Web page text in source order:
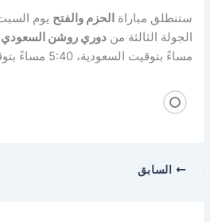
ستنطلق مباراة الحزم والفتح
الجولة الثالثة مندوري روشن السعودي
مساءً بتوقيت السعودية، 5:40 مساءً بتوقيت مصر.
السابق